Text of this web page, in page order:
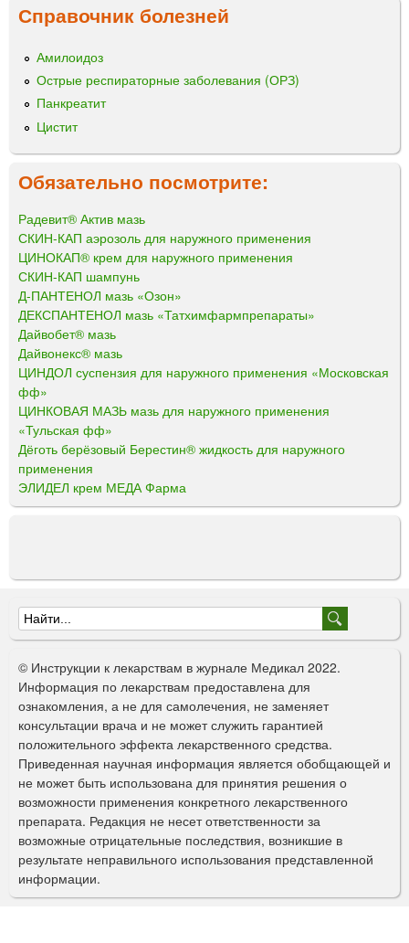
Справочник болезней
Амилоидоз
Острые респираторные заболевания (ОРЗ)
Панкреатит
Цистит
Обязательно посмотрите:
Радевит® Актив мазь
СКИН-КАП аэрозоль для наружного применения
ЦИНОКАП® крем для наружного применения
СКИН-КАП шампунь
Д-ПАНТЕНОЛ мазь «Озон»
ДЕКСПАНТЕНОЛ мазь «Татхимфармпрепараты»
Дайвобет® мазь
Дайвонекс® мазь
ЦИНДОЛ суспензия для наружного применения «Московская
фф»
ЦИНКОВАЯ МАЗЬ мазь для наружного применения
«Тульская фф»
Дёготь берёзовый Берестин® жидкость для наружного
применения
ЭЛИДЕЛ крем МЕДА Фарма
Ф
о
р
м
а
п
о
и
с
к
© Инструкции к лекарствам в журнале Медикал 2022.
Информация по лекарствам предоставлена для
ознакомления, а не для самолечения, не заменяет
консультации врача и не может служить гарантией
положительного эффекта лекарственного средства.
Приведенная научная информация является обобщающей и
не может быть использована для принятия решения о
возможности применения конкретного лекарственного
препарата. Редакция не несет ответственности за
возможные отрицательные последствия, возникшие в
результате неправильного использования представленной
информации.